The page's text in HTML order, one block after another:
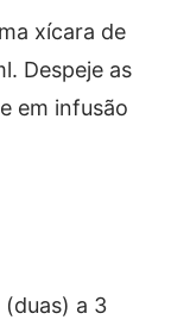
xícara de
Despeje as
em infusão
a 3